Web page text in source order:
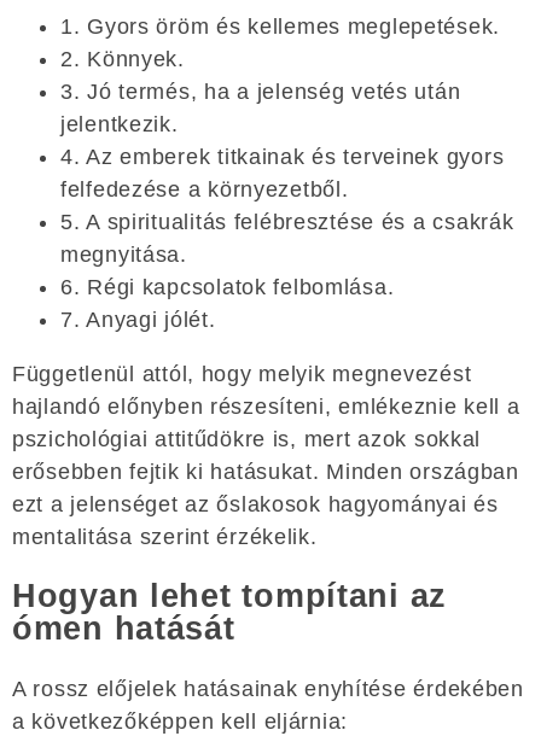
1. Gyors öröm és kellemes meglepetések.
2. Könnyek.
3. Jó termés, ha a jelenség vetés után
jelentkezik.
4. Az emberek titkainak és terveinek gyors
felfedezése a környezetből.
5. A spiritualitás felébresztése és a csakrák
megnyitása.
6. Régi kapcsolatok felbomlása.
7. Anyagi jólét.
Függetlenül attól, hogy melyik megnevezést
hajlandó előnyben részesíteni, emlékeznie kell a
pszichológiai attitűdökre is, mert azok sokkal
erősebben fejtik ki hatásukat. Minden országban
ezt a jelenséget az őslakosok hagyományai és
mentalitása szerint érzékelik.
Hogyan lehet tompítani az
ómen hatását
A rossz előjelek hatásainak enyhítése érdekében
a következőképpen kell eljárnia: